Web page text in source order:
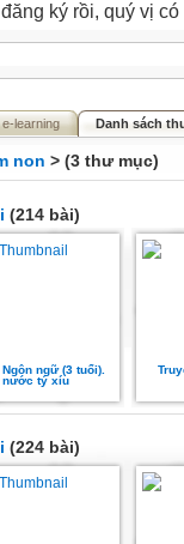
ký rồi, quý vị
learning Danh sách
non > (3 thư mục)
(214 bài)
ngữ (3 tuổi).
nước tý xíu
(224 bài)